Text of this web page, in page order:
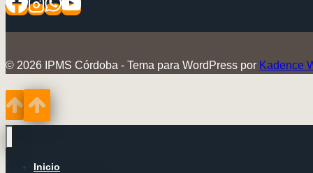
© 2026 IPMS Córdoba - Tema para WordPress por Kadence
Inicio